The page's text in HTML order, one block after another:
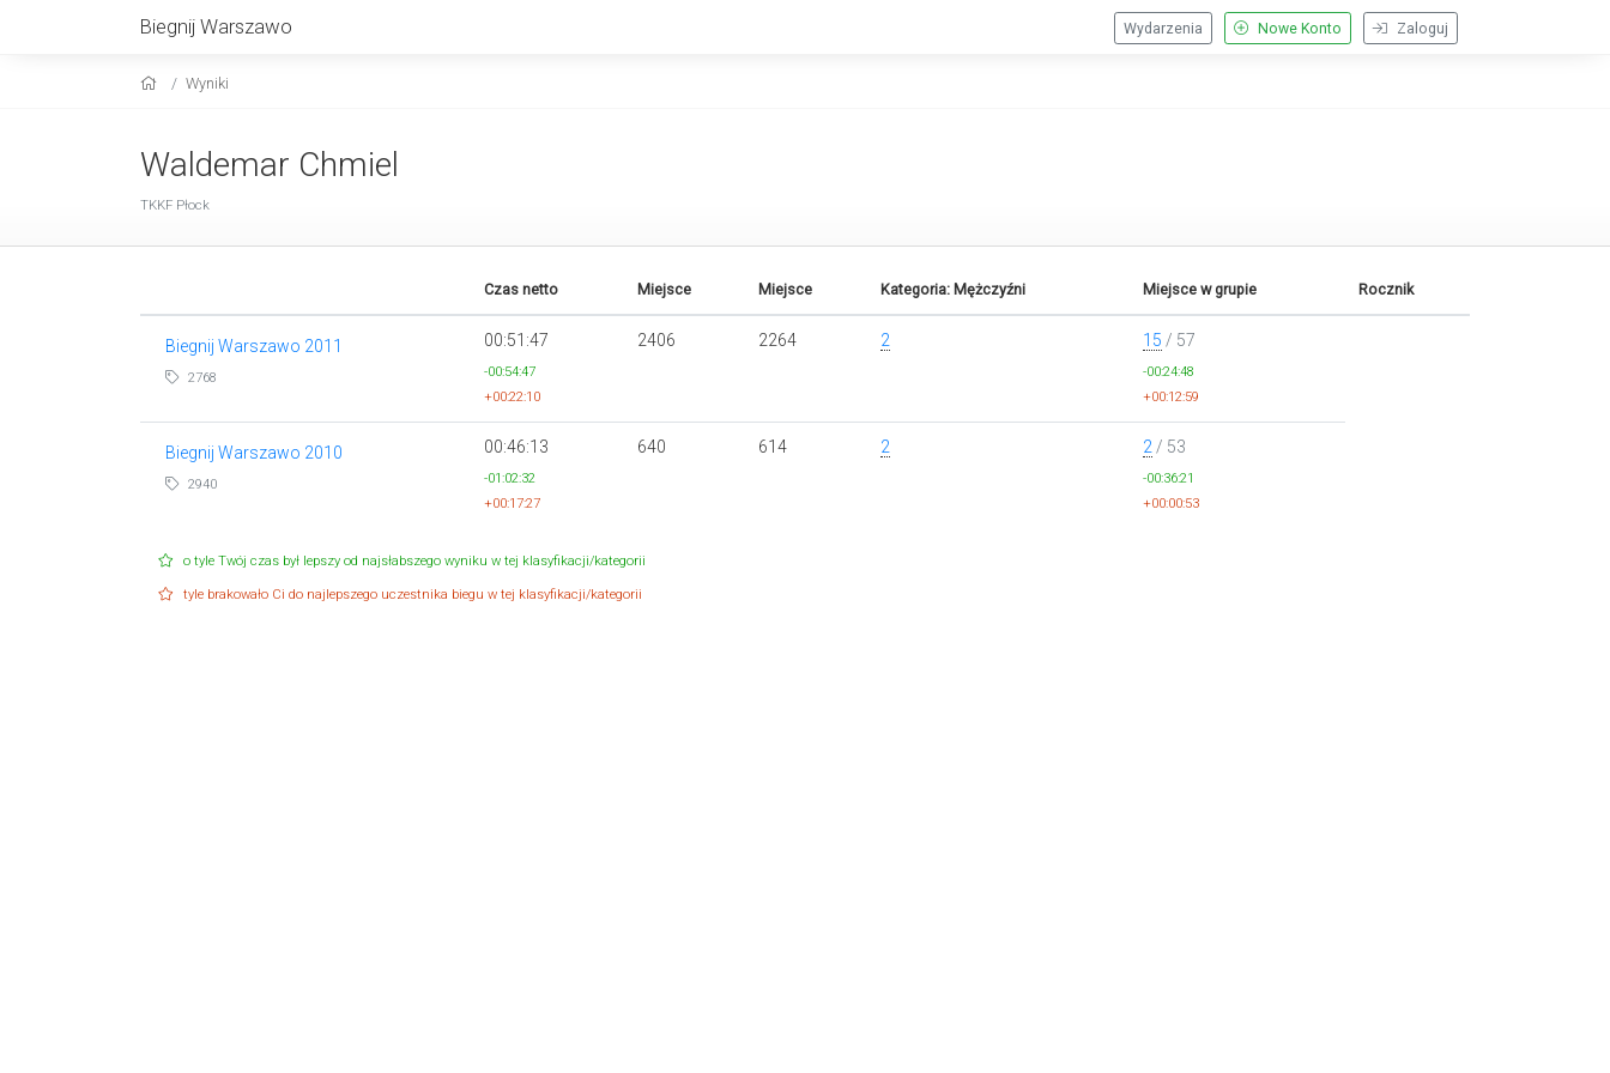
Biegnij Warszawo Zaloguj
Nowe Konto
Wydarzenia
Wyniki
Waldemar Chmiel
TKKF Płock
Czas netto Miejsce Miejsce Kategoria: Mężczyźni Miejsce w grupie Rocznik
Biegnij Warszawo 2011
2768
00:51:47
-00:54:47
+00:22:10
2406 2264 2 15 / 57
-00:24:48
+00:12:59
Biegnij Warszawo 2010
2940
00:46:13
-01:02:32
+00:17:27
640 614 2 2 / 53
-00:36:21
+00:00:53
o tyle Twój czas był lepszy od najsłabszego wyniku w tej klasyfikacji/kategorii
tyle brakowało Ci do najlepszego uczestnika biegu w tej klasyfikacji/kategorii